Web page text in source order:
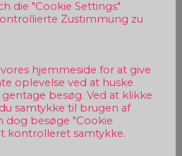
Aus dem Vollen
Galerie Tarp
die "Cookie Settings"
Zustimmung zu
hjemmeside for at give
oplevelse ved at huske
besøg. Ved at klikke
samtykke til brugen af
dog besøge "Cookie
kontrolleret samtykke.